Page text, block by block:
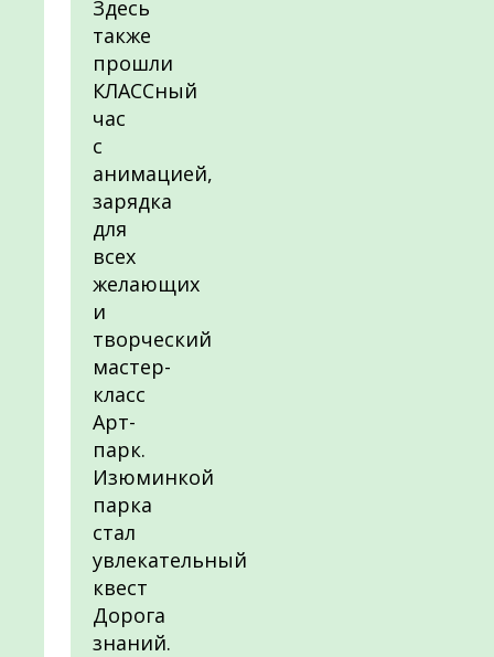
Здесь
также
прошли
КЛАССный
час
с
анимацией,
зарядка
для
всех
желающих
и
творческий
мастер-
класс
Арт-
парк.
Изюминкой
парка
стал
увлекательный
квест
Дорога
знаний.